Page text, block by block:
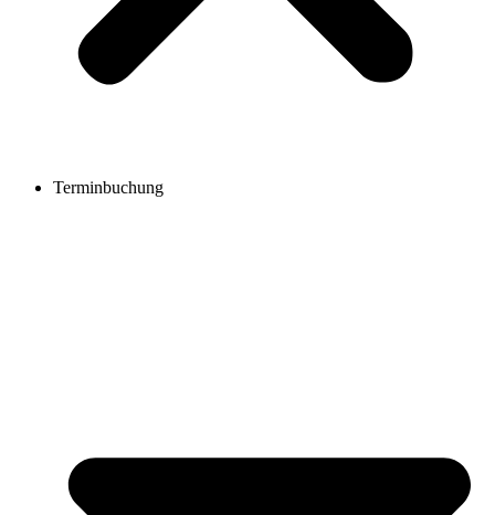
Terminbuchung